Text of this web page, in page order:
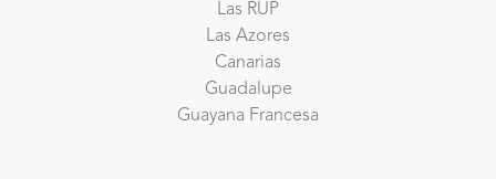
Las RUP
Las Azores
Canarias
Guadalupe
Guayana Francesa